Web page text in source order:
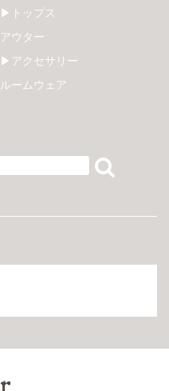
▶トップス
アウター
▶アクセサリー
ルームウェア